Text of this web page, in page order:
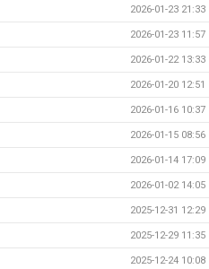
2026-01-23 21:33
2026-01-23 11:57
2026-01-22 13:33
2026-01-20 12:51
2026-01-16 10:37
2026-01-15 08:56
2026-01-14 17:09
2026-01-02 14:05
2025-12-31 12:29
2025-12-29 11:35
2025-12-24 10:08